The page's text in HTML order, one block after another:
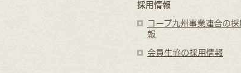
採用情報
コープ九州事業連合の採
報
会員生協の採用情報